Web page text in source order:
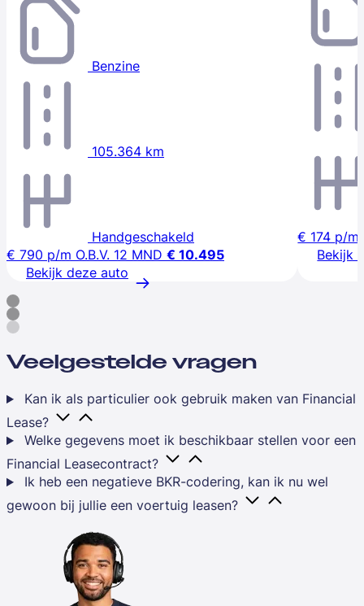
Benzine
105.364 km
Handgeschakeld
€ 790 p/m O.B.V. 12 MND € 10.495
Bekijk deze auto
€ 174 p/m
Bekijk
Veelgestelde vragen
Kan ik als particulier ook gebruik maken van Financial
Lease?
Welke gegevens moet ik beschikbaar stellen voor een
Financial Leasecontract?
Ik heb een negatieve BKR-codering, kan ik nu wel
gewoon bij jullie een voertuig leasen?